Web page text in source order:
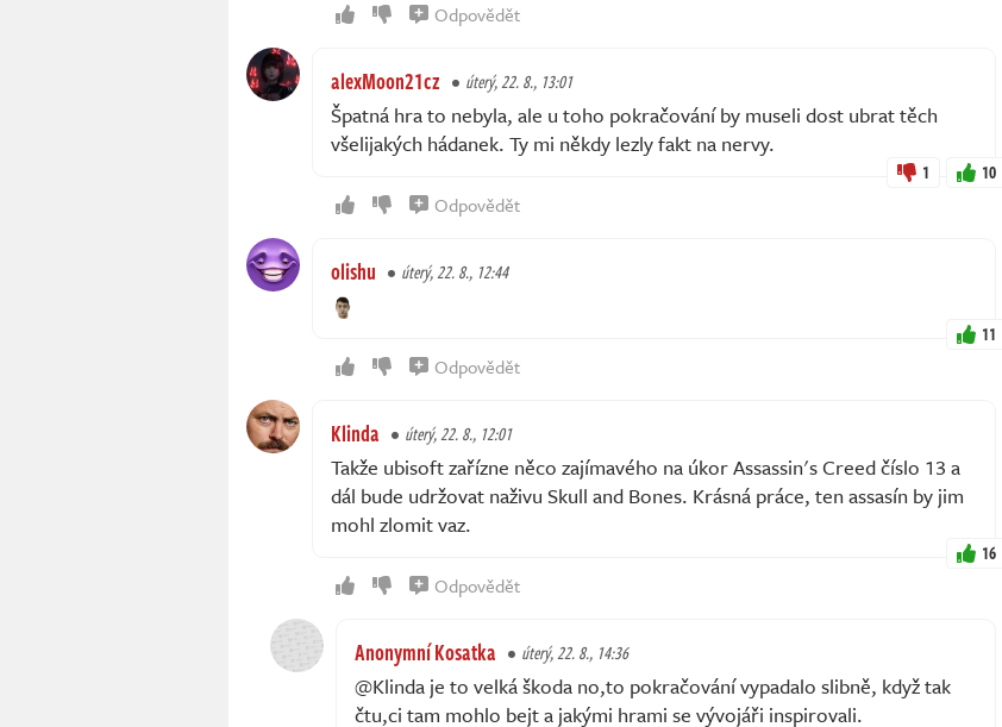
Odpovědět
alexMoon21cz úterý, 22. 8., 13:01
Špatná hra to nebyla, ale u toho pokračování by museli dost ubrat těch
všelijakých hádanek. Ty mi někdy lezly fakt na nervy.
1 10
Odpovědět
olishu úterý, 22. 8., 12:44
11
Odpovědět
Klinda úterý, 22. 8., 12:01
Takže ubisoft zařízne něco zajímavého na úkor Assassin's Creed číslo 13 a
dál bude udržovat naživu Skull and Bones. Krásná práce, ten assasín by jim
mohl zlomit vaz.
16
Odpovědět
Anonymní Kosatka úterý, 22. 8., 14:36
@Klinda je to velká škoda no,to pokračování vypadalo slibně, když tak
čtu,ci tam mohlo bejt a jakými hrami se vývojáři inspirovali.